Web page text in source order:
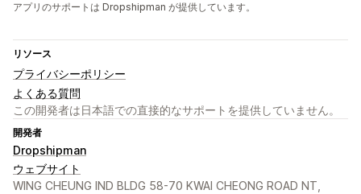
アプリのサポートは Dropshipman が提供しています。
リソース
プライバシーポリシー
よくある質問
この開発者は日本語での直接的なサポートを提供していません。
開発者
Dropshipman
ウェブサイト
WING CHEUNG IND BLDG 58-70 KWAI CHEONG ROAD NT,